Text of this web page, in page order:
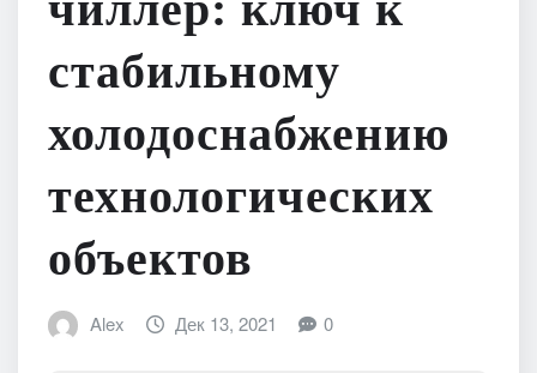
стабильному
холодоснабжению
технологических
объектов
Alex Дек 13, 2021 0